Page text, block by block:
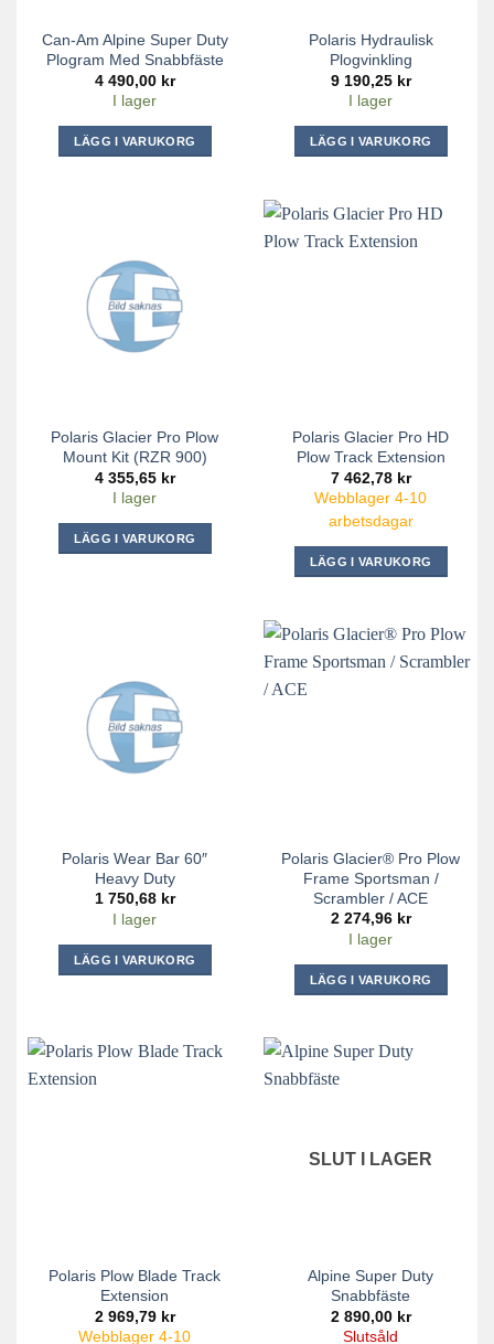
Can-Am Alpine Super Duty
Plogram Med Snabbfäste
4 490,00 kr
I lager
LÄGG I VARUKORG
Polaris Hydraulisk
Plogvinkling
9 190,25 kr
I lager
LÄGG I VARUKORG
Polaris Glacier Pro Plow
Mount Kit (RZR 900)
4 355,65 kr
I lager
LÄGG I VARUKORG
Polaris Glacier Pro HD
Plow Track Extension
7 462,78 kr
Webblager 4-10
arbetsdagar
LÄGG I VARUKORG
Polaris Wear Bar 60″
Heavy Duty
1 750,68 kr
I lager
LÄGG I VARUKORG
Polaris Glacier® Pro Plow
Frame Sportsman /
Scrambler / ACE
2 274,96 kr
I lager
LÄGG I VARUKORG
Polaris Plow Blade Track
Extension
2 969,79 kr
Webblager 4-10
SLUT I LAGER
Alpine Super Duty
Snabbfäste
2 890,00 kr
Slutsåld